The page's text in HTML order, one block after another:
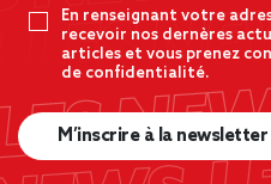
En renseignant votre
recevoir nos dernères
articles et vous prenez
de confidentialité.
M’inscrire à la newsletter